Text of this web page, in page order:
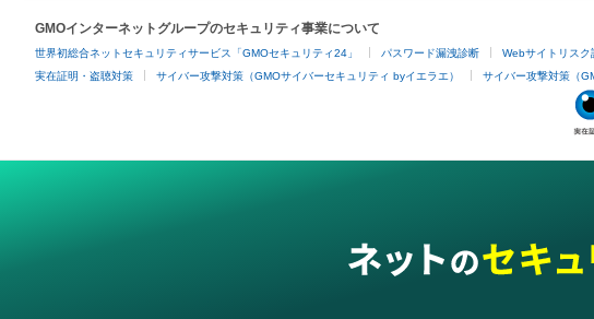
GMOインターネットグループのセキュリティ事業について
世界初総合ネットセキュリティサービス「GMOセキュリティ24」 パスワード漏洩診断 Webサイトリスク
実在証明・盗聴対策 サイバー攻撃対策（GMOサイバーセキュリティ byイエラエ） サイバー攻撃対策（